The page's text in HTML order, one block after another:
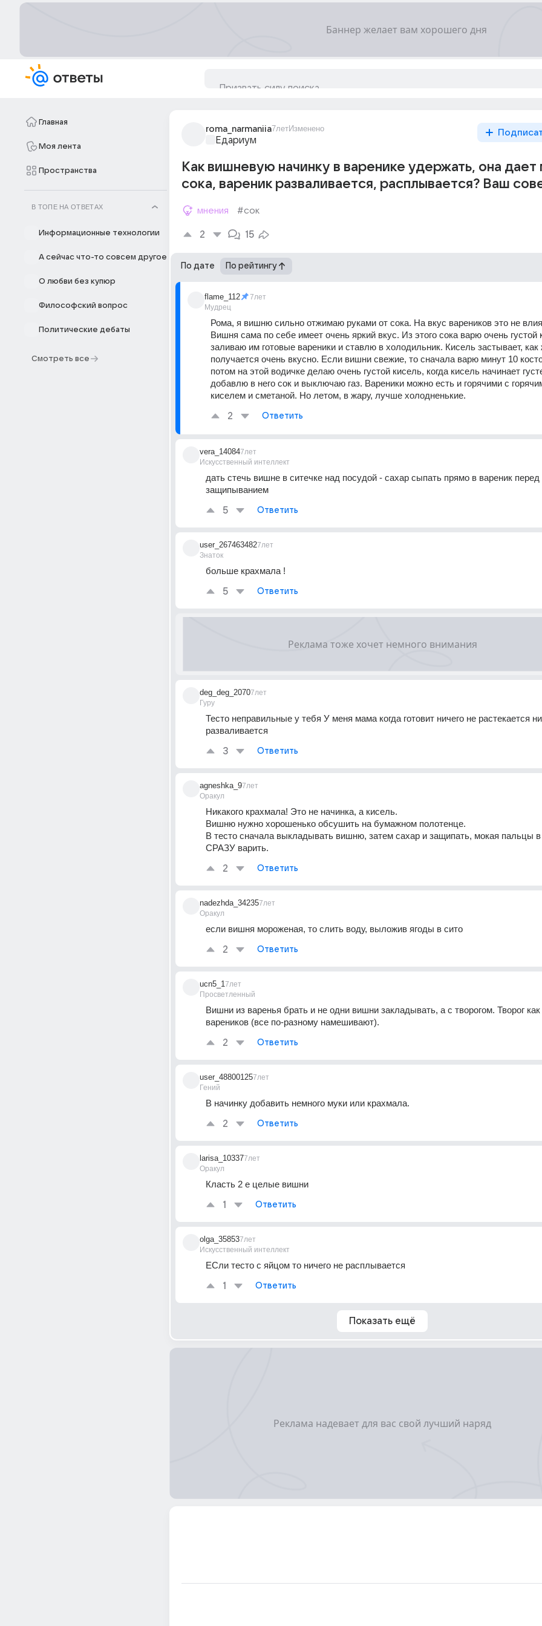
Главная
Моя лента
Пространства
В ТОПЕ НА ОТВЕТАХ
Информационные технологии
А сейчас что-то совсем другое
О любви без купюр
Философский вопрос
Политические дебаты
Смотреть все
roma_narmaniia7летИзменено
Едариум
Как вишневую начинку в варенике удержать, она дает
сока, вареник разваливается, расплывается? Ваш
мнения #сок
2 15
По дате По рейтингу
flame_112
Мудрец
7лет
Рома, я вишню сильно отжимаю руками от сока. На вкус вареников это не
Вишня сама по себе имеет очень яркий вкус. Из этого сока варю очень густой
заливаю им готовые вареники и ставлю в холодильник. Кисель застывает,
получается очень вкусно. Если вишни свежие, то сначала варю минут 10
потом на этой водичке делаю очень густой кисель, когда кисель начинает
добавлю в него сок и выключаю газ. Вареники можно есть и горячими с
киселем и сметаной. Но летом, в жару, лучше холодненькие.
2 Ответить
vera_14084
Искусственный интеллект
7лет
дать стечь вишне в ситечке над посудой - сахар сыпать прямо в вареник перед
защипыванием
5 Ответить
user_267463482
Знаток
7лет
больше крахмала !
5 Ответить
deg_deg_2070
Гуру
7лет
Тесто неправильные у тебя У меня мама когда готовит ничего не растекается
разваливается
3 Ответить
agneshka_9
Оракул
7лет
Никакого крахмала! Это не начинка, а кисель.
Вишню нужно хорошенько обсушить на бумажном полотенце.
В тесто сначала выкладывать вишню, затем сахар и защипать, мокая пальцы
СРАЗУ варить.
2 Ответить
nadezhda_34235
Оракул
7лет
если вишня мороженая, то слить воду, выложив ягоды в сито
2 Ответить
ucn5_1
Просветленный
7лет
Вишни из варенья брать и не одни вишни закладывать, а с творогом. Творог
вареников (все по-разному намешивают).
2 Ответить
user_48800125
Гений
7лет
В начинку добавить немного муки или крахмала.
2 Ответить
larisa_10337
Оракул
7лет
Класть 2 е целые вишни
1 Ответить
olga_35853
Искусственный интеллект
7лет
ЕСли тесто с яйцом то ничего не расплывается
1 Ответить
Показать ещё